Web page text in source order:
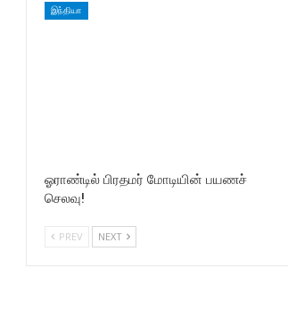
இந்தியா
ஓராண்டில் பிரதமர் மோடியின் பயணச்
செலவு!
PREV NEXT